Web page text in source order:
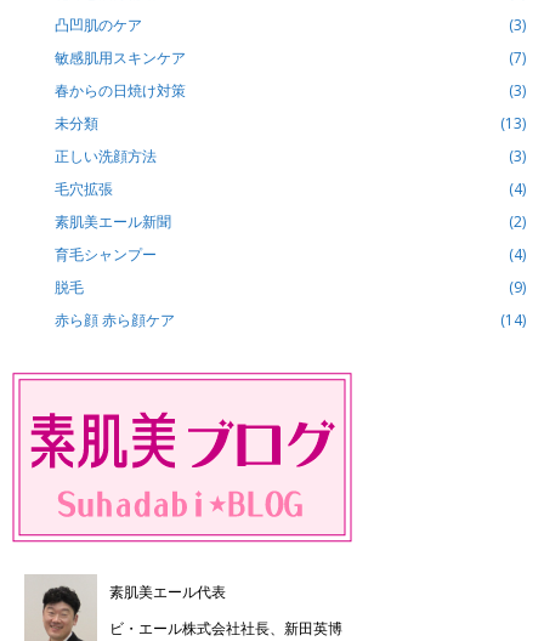
凸凹肌のケア
(3)
敏感肌用スキンケア
(7)
春からの日焼け対策
(3)
未分類
(13)
正しい洗顔方法
(3)
毛穴拡張
(4)
素肌美エール新聞
(2)
育毛シャンプー
(4)
脱毛
(9)
赤ら顔 赤ら顔ケア
(14)
素肌美エール代表
ビ・エール株式会社社長、新田英博